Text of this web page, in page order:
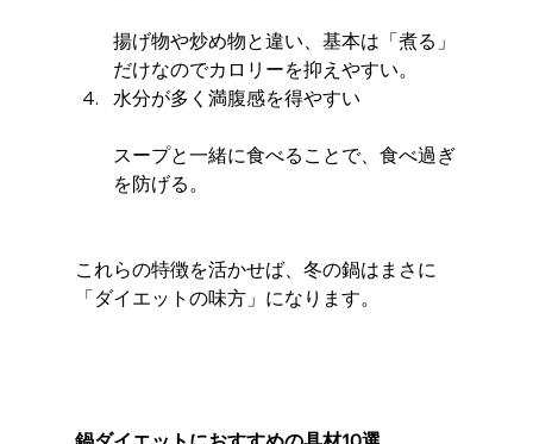
揚げ物や炒め物と違い、基本は「煮る」
だけなのでカロリーを抑えやすい。
水分が多く満腹感を得やすい
スープと一緒に食べることで、食べ過ぎ
を防げる。
これらの特徴を活かせば、冬の鍋はまさに
「ダイエットの味方」になります。